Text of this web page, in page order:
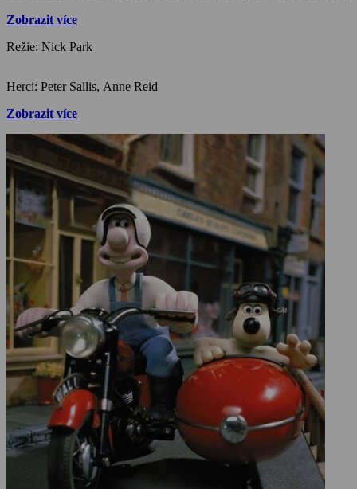
počet střihů 10krát převyšuje hraný akční film, a kde tedy záleží na
Zobrazit více
Režie: Nick Park
Herci: Peter Sallis, Anne Reid
Zobrazit více